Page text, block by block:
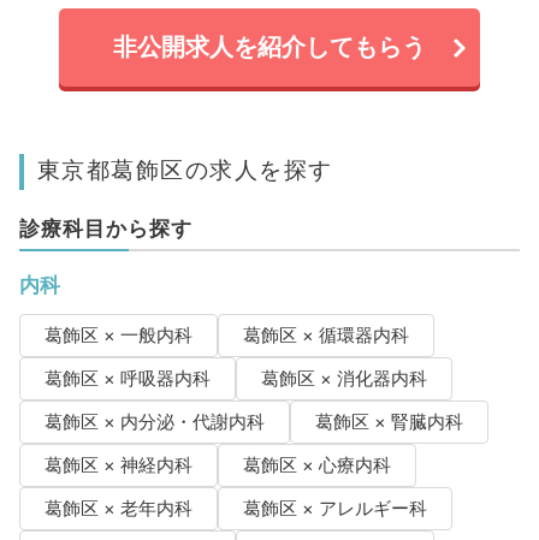
非公開求人を紹介してもらう
東京都葛飾区の求人を探す
診療科目から探す
内科
葛飾区 × 一般内科
葛飾区 × 循環器内科
葛飾区 × 呼吸器内科
葛飾区 × 消化器内科
葛飾区 × 内分泌・代謝内科
葛飾区 × 腎臓内科
葛飾区 × 神経内科
葛飾区 × 心療内科
葛飾区 × 老年内科
葛飾区 × アレルギー科